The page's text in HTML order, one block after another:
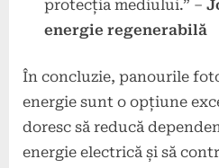
protecția mediului.” –
energie regenerabilă
În concluzie, panourile
energie sunt o opțiune
doresc să reducă
energie electrică și să